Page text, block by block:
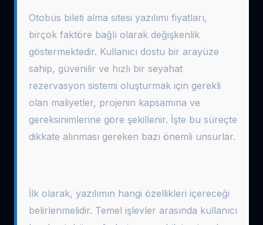
Otobüs bileti alma sitesi yazılımı fiyatları,
birçok faktöre bağlı olarak değişkenlik
göstermektedir. Kullanıcı dostu bir arayüze
sahip, güvenilir ve hızlı bir seyahat
rezervasyon sistemi oluşturmak için gerekli
olan maliyetler, projenin kapsamına ve
gereksinimlerine göre şekillenir. İşte bu süreçte
dikkate alınması gereken bazı önemli unsurlar.
İlk olarak, yazılımın hangi özellikleri içereceği
belirlenmelidir. Temel işlevler arasında kullanıcı